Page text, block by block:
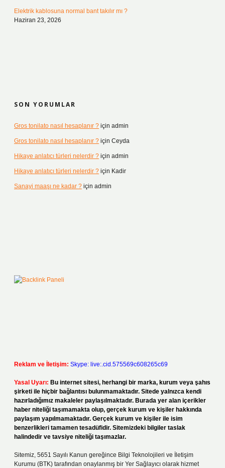
Elektrik kablosuna normal bant takılır mı ?
Haziran 23, 2026
SON YORUMLAR
Gros tonilato nasıl hesaplanır ? için admin
Gros tonilato nasıl hesaplanır ? için Ceyda
Hikaye anlatıcı türleri nelerdir ? için admin
Hikaye anlatıcı türleri nelerdir ? için Kadir
Sanayi maaşı ne kadar ? için admin
Reklam ve İletişim: Skype: live:.cid.575569c608265c69
Yasal Uyarı: Bu internet sitesi, herhangi bir marka, kurum veya şahıs
şirketi ile hiçbir bağlantısı bulunmamaktadır. Sitede yalnızca kendi
hazırladığımız makaleler paylaşılmaktadır. Burada yer alan içerikler
haber niteliği taşımamakta olup, gerçek kurum ve kişiler hakkında
paylaşım yapılmamaktadır. Gerçek kurum ve kişiler ile isim
benzerlikleri tamamen tesadüfidir. Sitemizdeki bilgiler taslak
halindedir ve tavsiye niteliği taşımazlar.
Sitemiz, 5651 Sayılı Kanun gereğince Bilgi Teknolojileri ve İletişim
Kurumu (BTK) tarafından onaylanmış bir Yer Sağlayıcı olarak hizmet